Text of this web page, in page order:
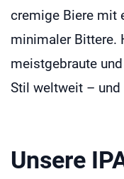
cremige Biere mit
minimaler Bittere.
meistgebraute
Stil weltweit –
Unsere